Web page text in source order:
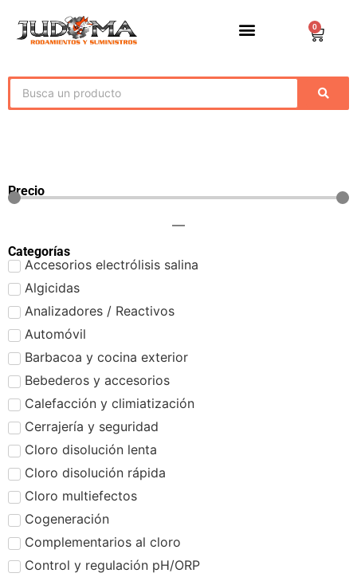
0
Precio
—
Categorías
Accesorios electrólisis salina
Algicidas
Analizadores / Reactivos
Automóvil
Barbacoa y cocina exterior
Bebederos y accesorios
Calefacción y climiatización
Cerrajería y seguridad
Cloro disolución lenta
Cloro disolución rápida
Cloro multiefectos
Cogeneración
Complementarios al cloro
Control y regulación pH/ORP